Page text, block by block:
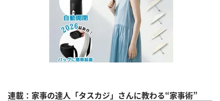
連載：家事の達人「タスカジ」さんに教わる“家事術”